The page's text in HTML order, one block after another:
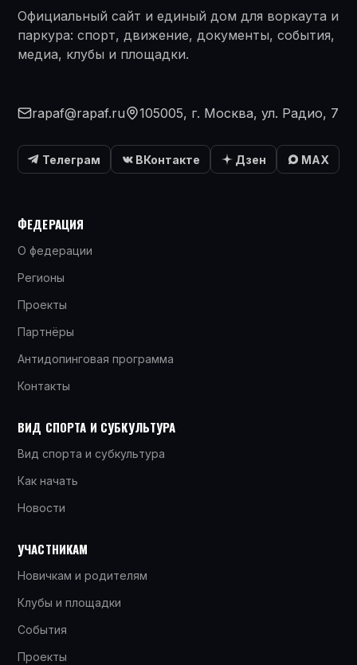
Официальный сайт и единый дом для воркаута и
паркура: спорт, движение, документы, события,
медиа, клубы и площадки.
rapaf@rapaf.ru 105005, г. Москва, ул. Радио, 7
Телеграм ВКонтакте Дзен MAX
ФЕДЕРАЦИЯ
О федерации
Регионы
Проекты
Партнёры
Антидопинговая программа
Контакты
ВИД СПОРТА И СУБКУЛЬТУРА
Вид спорта и субкультура
Как начать
Новости
УЧАСТНИКАМ
Новичкам и родителям
Клубы и площадки
События
Проекты